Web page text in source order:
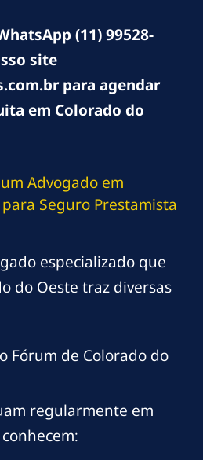
(11) 99528-
site
para agendar
em Colorado do
Advogado em
Seguro Prestamista
especializado que
do Oeste traz diversas
Fórum de Colorado do
regularmente em